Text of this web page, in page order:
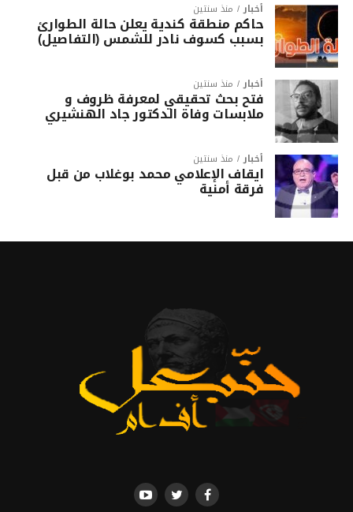
أخبار منذ سنتين
حاكم منطقة كندية يعلن حالة الطوارئ
بسبب كسوف نادر للشمس (التفاصيل)
أخبار منذ سنتين
فتح بحث تحقيقي لمعرفة ظروف و
ملابسات وفاة الدكتور جاد الهنشيري
أخبار منذ سنتين
ايقاف الإعلامي محمد بوغلاب من قبل
فرقة أمنية